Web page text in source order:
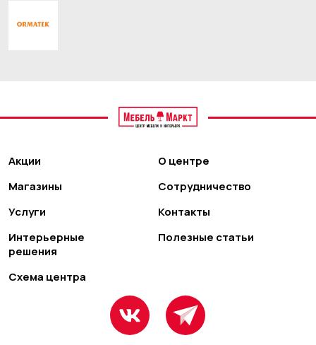
Акции
Магазины
Услуги
Интерьерные
решения
Схема центра
О центре
Сотрудничество
Контакты
Полезные статьи